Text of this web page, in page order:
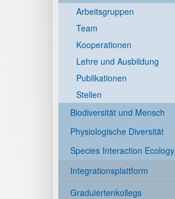
Arbeitsgruppen
Team
Kooperationen
Lehre und Ausbildung
Publikationen
Stellen
Biodiversität und Mensch
Physiologische Diversität
Species Interaction Ecology
Integrationsplattform
Graduiertenkollegs